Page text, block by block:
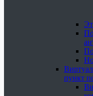
пункт